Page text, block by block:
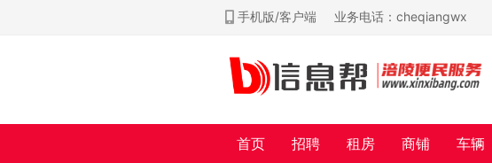
手机版/客户端 业务电话：cheqiangwx
首页 招聘 租房 商铺 车辆